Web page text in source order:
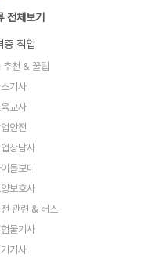
전체보기
증 직업
천 & 꿀팁
기사
교사
안전
상담사
돌보미
보호사
관련 & 버스
물기사
기사